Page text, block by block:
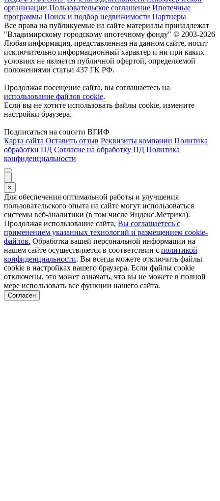
организации Пользовательское соглашение Ипотечные
программы Поиск и подбор недвижимости Партнеры
Все права на публикуемые на сайте материалы принадлежат
"Владимирскому городскому ипотечному фонду" © 2003-2026
Любая информация, представленная на данном сайте, носит
исключительно информационный характер и ни при каких
условиях не является публичной офертой, определяемой
положениями статьи 437 ГК РФ.
Продолжая посещение сайта, вы соглашаетесь на
использование файлов cookie.
Если вы не хотите использовать файлы cookie, измените
настройки браузера.
Подписаться на соцсети ВГИФ
Карта сайта Оставить отзыв Реквизиты компании Политика
обработки ПД Согласие на обработку ПД Политика
конфиденциальности
×
Для обеспечения оптимальной работы и улучшения
пользовательского опыта на сайте могут использоваться
системы веб-аналитики (в том числе Яндекс.Метрика).
Продолжая использование сайта, Вы соглашаетесь с
применением указанных технологий и размещением cookie-
файлов. Обработка вашей персональной информации на
нашем сайте осуществляется в соответствии с политикой
конфиденциальности. Вы всегда можете отключить файлы
cookie в настройках вашего браузера. Если файлы cookie
отключены, это может означать, что вы не можете в полной
мере использовать все функции нашего сайта.
Согласен